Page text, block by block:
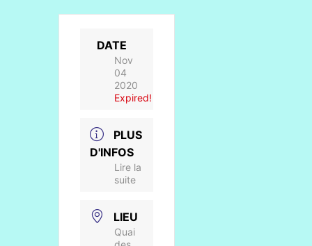
DATE
Nov
04
2020
Expired!
PLUS
D'INFOS
Lire la
suite
LIEU
Quai